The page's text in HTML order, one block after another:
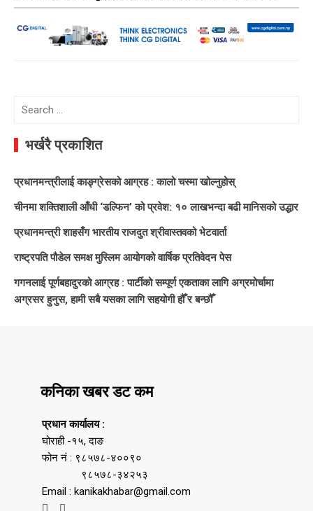
Search
भर्खरै प्रकाशित
प्रधानमन्त्रीलाई काङ्ग्रेसको आग्रह : कालो चस्मा खोल्नुहोस्
चीनमा शक्तिशाली आँधी ‘डल्फिन’ को प्रवेश: १० लाखभन्दा बढी मानिसको उद्धार
प्रधानमन्त्री शाहसँग भारतीय राजदुत श्रीवास्तवको भेटवार्ता
राष्ट्रपति पौडेल समक्ष मुस्लिम आयोगको वार्षिक प्रतिवेदन पेस
गगनलाई पूर्णबहादुरको आग्रह : पार्टीको सम्पूर्ण एकताका लागि अग्रमोर्चामा
अग्रसर हुनुस, हामी सबै यसका लागि सहयोगी हौँ र बन्छौँ
कनिका खबर डट कम
प्रधान कार्यालय :
घोराही -१५, दाङ
फोन नं : ९८५७८-४००९०
९८५७८-३४२५३
Email : kanikakhabar@gmail.com